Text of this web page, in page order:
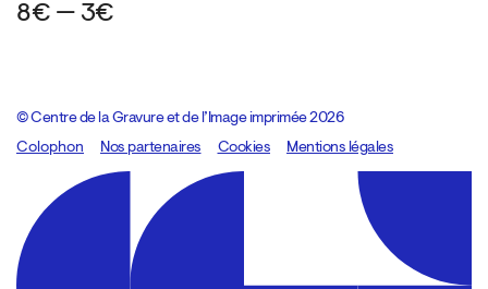
8€ — 3€
© Centre de la Gravure et de l’Image imprimée 2026
Colophon
Design:Marcel Kaczmarek, code:8080.studio
Nos partenaires Cookies Mentions légales